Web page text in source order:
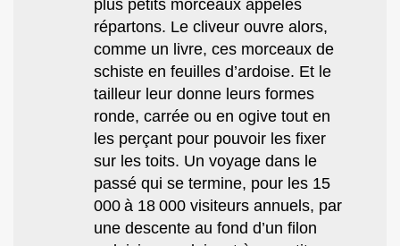
plus petits morceaux appelés
répartons. Le cliveur ouvre alors,
comme un livre, ces morceaux de
schiste en feuilles d’ardoise. Et le
tailleur leur donne leurs formes
ronde, carrée ou en ogive tout en
les perçant pour pouvoir les fixer
sur les toits. Un voyage dans le
passé qui se termine, pour les 15
000 à 18 000 visiteurs annuels, par
une descente au fond d’un filon